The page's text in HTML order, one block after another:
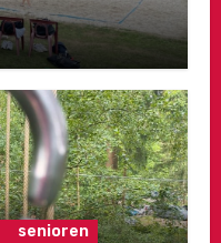
senioren